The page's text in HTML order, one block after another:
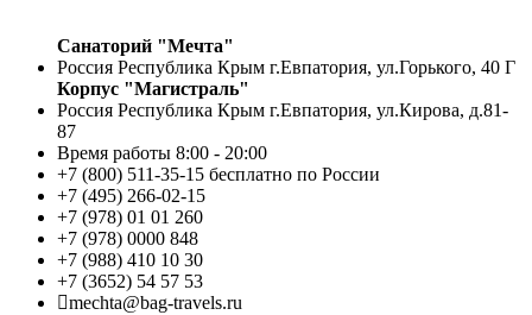
Санаторий "Мечта"
Россия Республика Крым г.Евпатория, ул.Горького, 40 Г
Корпус "Магистраль"
Россия Республика Крым г.Евпатория, ул.Кирова, д.81-
87
Время работы 8:00 - 20:00
+7 (800) 511-35-15 бесплатно по России
+7 (495) 266-02-15
+7 (978) 01 01 260
+7 (978) 0000 848
+7 (988) 410 10 30
+7 (3652) 54 57 53
mechta@bag-travels.ru